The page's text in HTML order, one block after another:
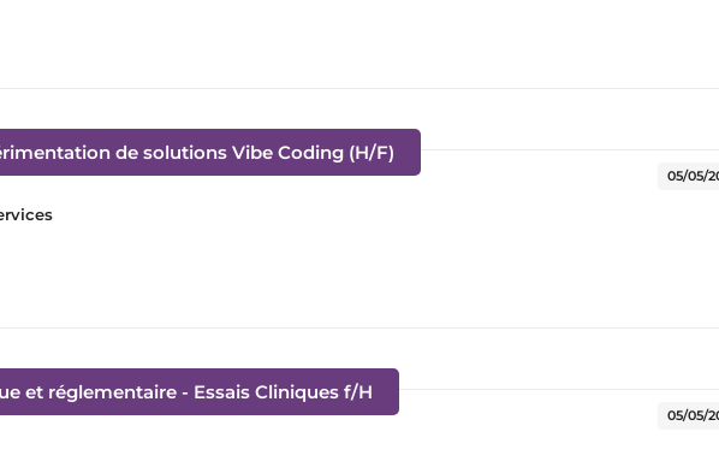
de solutions Vibe Coding (H/F)
05/05/
et réglementaire - Essais Cliniques f/H
05/05/